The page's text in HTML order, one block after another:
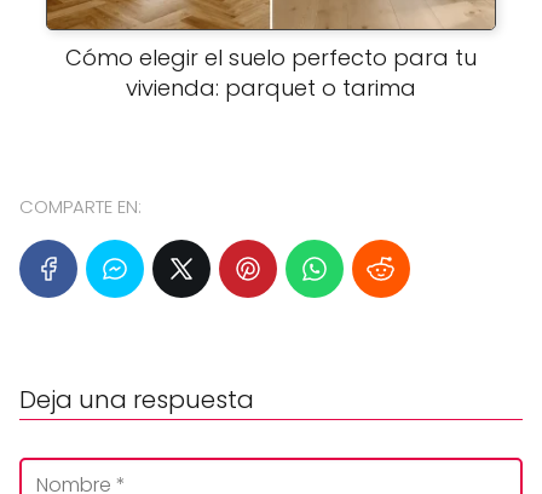
Cómo elegir el suelo perfecto para tu
vivienda: parquet o tarima
COMPARTE EN:
Deja una respuesta